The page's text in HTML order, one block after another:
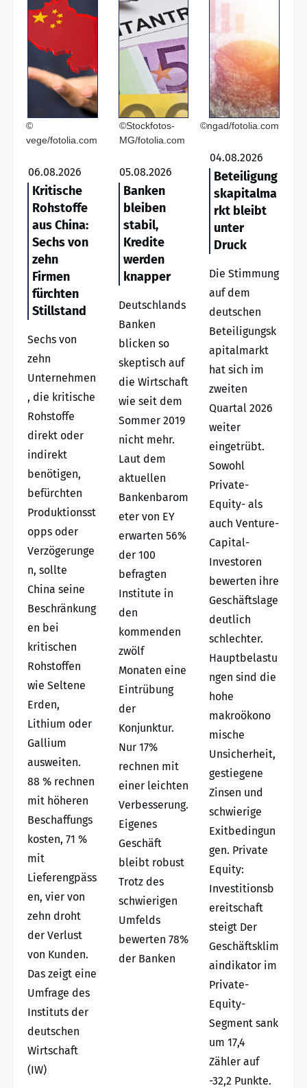
©
vege/fotolia.com
06.08.2026
Kritische
Rohstoffe
aus China:
Sechs von
zehn
Firmen
fürchten
Stillstand
Sechs von
zehn
Unternehmen
, die kritische
Rohstoffe
direkt oder
indirekt
benötigen,
befürchten
Produktionsst
opps oder
Verzögerunge
n, sollte
China seine
Beschränkung
en bei
kritischen
Rohstoffen
wie Seltene
Erden,
Lithium oder
Gallium
ausweiten.
88 % rechnen
mit höheren
Beschaffungs
kosten, 71 %
mit
Lieferengpäss
en, vier von
zehn droht
der Verlust
von Kunden.
Das zeigt eine
Umfrage des
Instituts der
deutschen
Wirtschaft
(IW)
©Stockfotos-
MG/fotolia.com
05.08.2026
Banken
bleiben
stabil,
Kredite
werden
knapper
Deutschlands
Banken
blicken so
skeptisch auf
die Wirtschaft
wie seit dem
Sommer 2019
nicht mehr.
Laut dem
aktuellen
Bankenbarom
eter von EY
erwarten 56%
der 100
befragten
Institute in
den
kommenden
zwölf
Monaten eine
Eintrübung
der
Konjunktur.
Nur 17%
rechnen mit
einer leichten
Verbesserung.
Eigenes
Geschäft
bleibt robust
Trotz des
schwierigen
Umfelds
bewerten 78%
der Banken
©ngad/fotolia.com
04.08.2026
Beteiligung
skapitalma
rkt bleibt
unter
Druck
Die Stimmung
auf dem
deutschen
Beteiligungsk
apitalmarkt
hat sich im
zweiten
Quartal 2026
weiter
eingetrübt.
Sowohl
Private-
Equity- als
auch Venture-
Capital-
Investoren
bewerten ihre
Geschäftslage
deutlich
schlechter.
Hauptbelastu
ngen sind die
hohe
makroökono
mische
Unsicherheit,
gestiegene
Zinsen und
schwierige
Exitbedingun
gen. Private
Equity:
Investitionsb
ereitschaft
steigt Der
Geschäftsklim
aindikator im
Private-
Equity-
Segment sank
um 17,4
Zähler auf
-32,2 Punkte.